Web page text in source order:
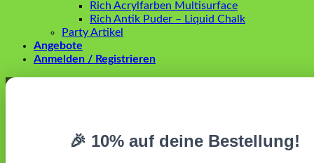
Rich Acrylfarben Multisurface
Rich Antik Puder – Liquid Chalk
Party Artikel
Angebote
Anmelden / Registrieren
🎉 10% auf deine Bestellung!
Anmelden